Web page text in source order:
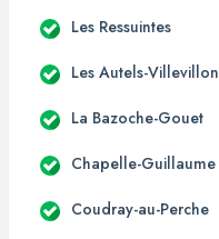
Les Ressuintes
Les Autels-Villevillon
La Bazoche-Gouet
Chapelle-Guillaume
Coudray-au-Perche